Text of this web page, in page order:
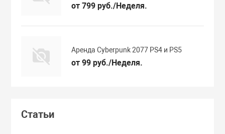
от 799 руб./Неделя.
Аренда Cyberpunk 2077 PS4 и PS5
от 99 руб./Неделя.
Статьи